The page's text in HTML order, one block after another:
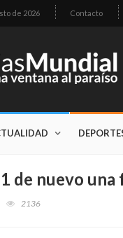
de 2026 Contacto
de nuevo
2136